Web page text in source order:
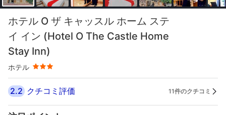
ホテル O ザ キャッスル ホーム ステ
イ イン (Hotel O The Castle Home
Stay Inn)
ホテル
星評価 3つ星
2.2 クチコミ評価 11件のクチコミ